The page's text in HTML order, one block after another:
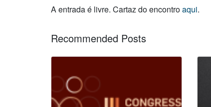
A entrada é livre. Cartaz do encontroaqui.
Recommended Posts